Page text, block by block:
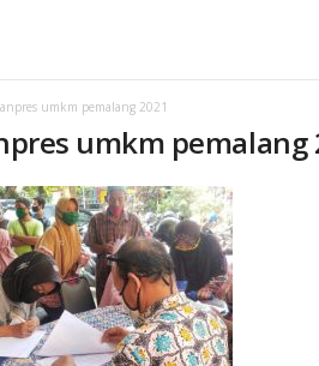
umkm pemalang 2021
umkm pemalang